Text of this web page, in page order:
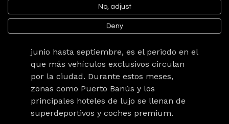
¿Cuál es la mejor época para ver coches
de lujo en Marbella?
junio hasta septiembre, es el periodo en el
que más vehículos exclusivos circulan
por la ciudad. Durante estos meses,
zonas como Puerto Banús y los
principales hoteles de lujo se llenan de
superdeportivos y coches premium.
No, adjust
Deny